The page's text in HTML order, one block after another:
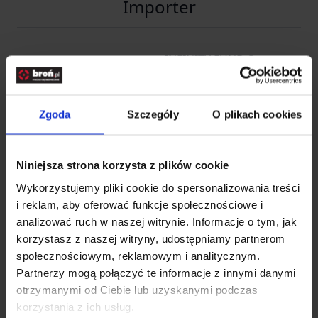
Zgoda Szczegóły O plikach cookies
Niniejsza strona korzysta z plików cookie
Wykorzystujemy pliki cookie do spersonalizowania treści
i reklam, aby oferować funkcje społecznościowe i
analizować ruch w naszej witrynie. Informacje o tym, jak
korzystasz z naszej witryny, udostępniamy partnerom
społecznościowym, reklamowym i analitycznym.
Partnerzy mogą połączyć te informacje z innymi danymi
otrzymanymi od Ciebie lub uzyskanymi podczas
korzystania z ich usług.
Importer
Nazwa
INFINITY FUND Sp z o. o.
Polska
Adres
Kod pocztowy
51-162
Miasto
Wrocław
E-mail
b2b@gfcorp.pl
Telefon
(+48) 71 778 81 12
Pliki do pobrania